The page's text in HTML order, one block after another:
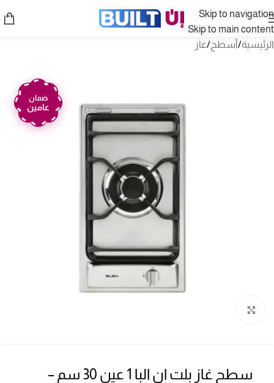
Skip to navigation
Skip to main content
الرئيسية/أسطح/غاز
ضمان
عامين
سطح غاز بلت ان البا 1 عين 30 سم –